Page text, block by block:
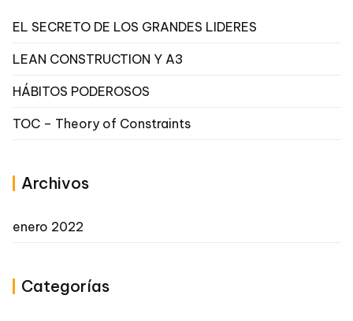
EL SECRETO DE LOS GRANDES LIDERES
LEAN CONSTRUCTION Y A3
HÁBITOS PODEROSOS
TOC – Theory of Constraints
Archivos
enero 2022
Categorías